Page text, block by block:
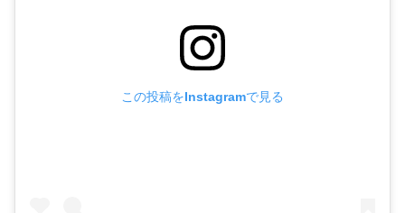
この投稿をInstagramで見る